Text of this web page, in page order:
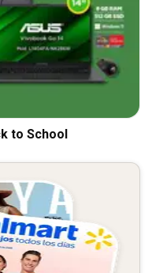
to School